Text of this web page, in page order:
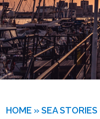
HOME »SEA